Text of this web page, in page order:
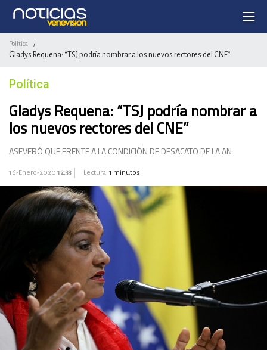
Política /
Gladys Requena: “TSJ podría nombrar a los nuevos rectores del CNE”
Política
Gladys Requena: “TSJ podría nombrar a
los nuevos rectores del CNE”
ASEVERÓ QUE FRENTE A LA CONDICIÓN DE DESACATO DE LA AN
16-Enero-2020 12:33 Lectura: 1 minutos